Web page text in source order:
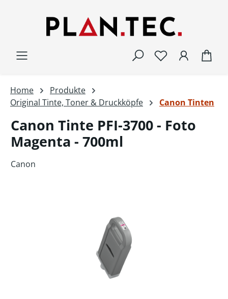
Home
Produkte
Original Tinte, Toner & Druckköpfe
Canon Tinten
Canon Tinte PFI-3700 - Foto
Magenta - 700ml
Canon